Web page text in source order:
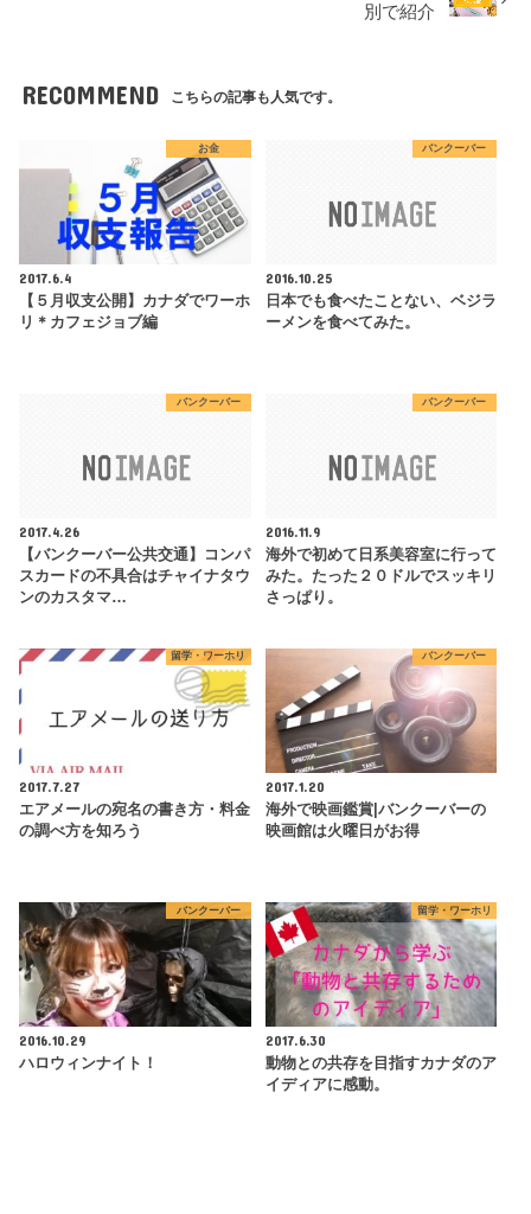
別で紹介
RECOMMEND こちらの記事も人気です。
お金
2017.6.4
【５月収支公開】カナダでワーホ
リ＊カフェジョブ編
バンクーバー
2016.10.25
日本でも食べたことない、ベジラ
ーメンを食べてみた。
バンクーバー
2017.4.26
【バンクーバー公共交通】コンパ
スカードの不具合はチャイナタウ
ンのカスタマ…
バンクーバー
2016.11.9
海外で初めて日系美容室に行って
みた。たった２０ドルでスッキリ
さっぱり。
留学・ワーホリ
2017.7.27
エアメールの宛名の書き方・料金
の調べ方を知ろう
バンクーバー
2017.1.20
海外で映画鑑賞|バンクーバーの
映画館は火曜日がお得
バンクーバー
2016.10.29
ハロウィンナイト！
留学・ワーホリ
2017.6.30
動物との共存を目指すカナダのア
イディアに感動。